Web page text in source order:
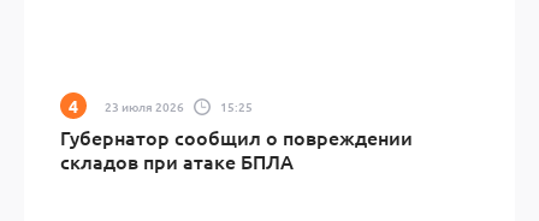
23 июля 2026 15:25
Губернатор сообщил о повреждении
складов при атаке БПЛА